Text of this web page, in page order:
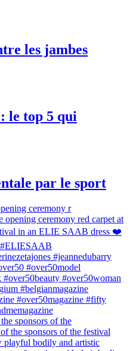
les jambes
le top 5 qui
par le sport
ceremony r
sponsors of the